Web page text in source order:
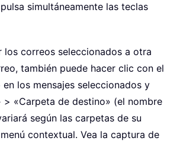
simultáneamente las teclas
los correos seleccionados a otra
también puede hacer clic con el
los mensajes seleccionados y
> «Carpeta de destino» (el nombre
según las carpetas de su
contextual. Vea la captura de